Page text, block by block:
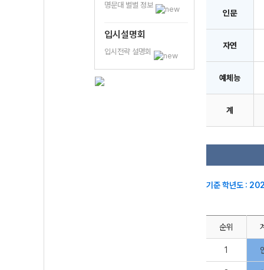
명문대 별별 정보
입시설명회
입시전략 설명회
인문
자연
예체능
계
기준 학년도 :
순위
1